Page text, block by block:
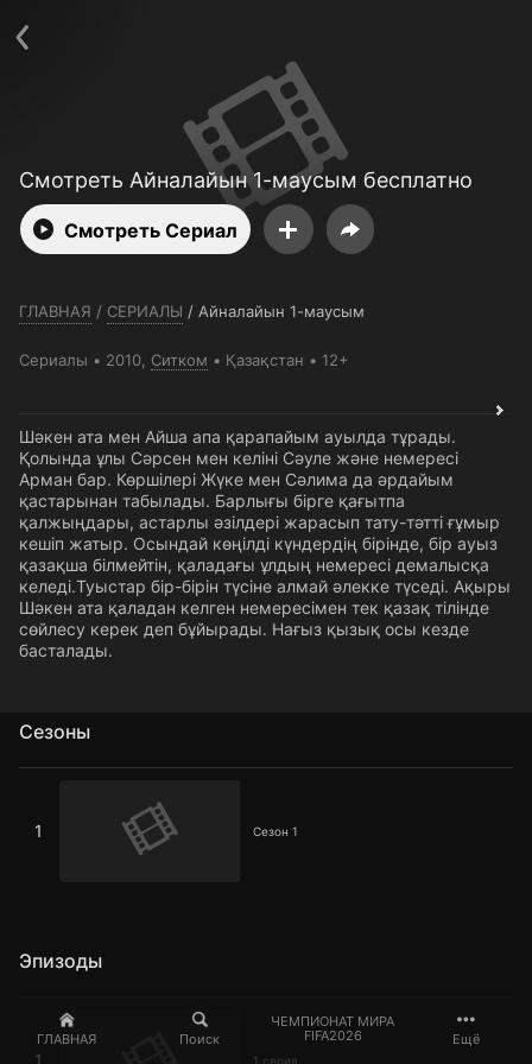
ГЛАВНАЯ Поиск
ЧЕМПИОНАТ МИРА
FIFA2026
Ещё
Смотреть Айналайын 1-маусым бесплатно
Смотреть Сериал
ГЛАВНАЯ / СЕРИАЛЫ / Айналайын 1-маусым
Сериалы 2010, Ситком Қазақстан 12+
Шәкен ата мен Айша апа қарапайым ауылда тұрады.
Қолында ұлы Сәрсен мен келіні Сәуле және немересі
Арман бар. Көршілері Жүке мен Сәлима да әрдайым
қастарынан табылады. Барлығы бірге қағытпа
қалжыңдары, астарлы әзілдері жарасып тату-тәтті ғұмыр
кешіп жатыр. Осындай көңілді күндердің бірінде, бір ауыз
қазақша білмейтін, қаладағы ұлдың немересі демалысқа
келеді.Туыстар бір-бірін түсіне алмай әлекке түседі. Ақыры
Шәкен ата қаладан келген немересімен тек қазақ тілінде
сөйлесу керек деп бұйырады. Нағыз қызық осы кезде
басталады.
Сезоны
1 Сезон 1
Эпизоды
1 серия
Политика конфиденциальности
Открыть приложение